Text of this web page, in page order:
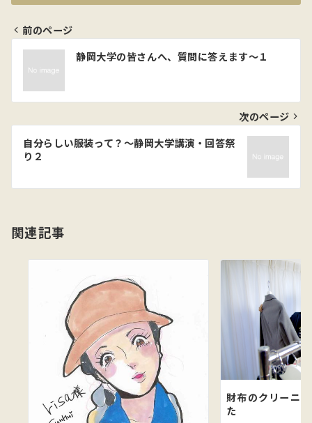
投
ナ
ビ
ゲ
ー
シ
ン
前のページ
静岡大学の皆さんへ、質問に答えます～１
次のページ
自分らしい服装って？～静岡大学講演・回答祭
り２
関連記事
財布のクリーニ
た